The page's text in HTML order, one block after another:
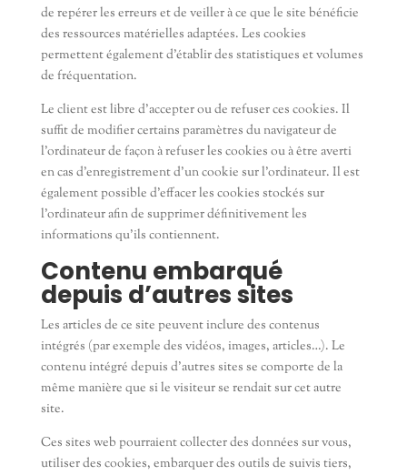
de repérer les erreurs et de veiller à ce que le site bénéficie
des ressources matérielles adaptées. Les cookies
permettent également d’établir des statistiques et volumes
de fréquentation.
Le client est libre d’accepter ou de refuser ces cookies. Il
suffit de modifier certains paramètres du navigateur de
l’ordinateur de façon à refuser les cookies ou à être averti
en cas d’enregistrement d’un cookie sur l’ordinateur. Il est
également possible d’effacer les cookies stockés sur
l’ordinateur afin de supprimer définitivement les
informations qu’ils contiennent.
Contenu embarqué
depuis d’autres sites
Les articles de ce site peuvent inclure des contenus
intégrés (par exemple des vidéos, images, articles…). Le
contenu intégré depuis d’autres sites se comporte de la
même manière que si le visiteur se rendait sur cet autre
site.
Ces sites web pourraient collecter des données sur vous,
utiliser des cookies, embarquer des outils de suivis tiers,